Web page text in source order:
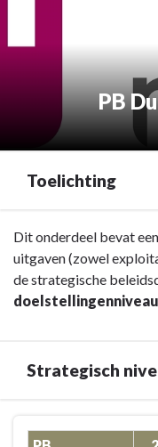
PB
Toelichting
Terug
naar
navigatie
mobiel
Dit onderdeel bevat
uitgaven (zowel
de strategische
doelstellingenniveau
Strategisch